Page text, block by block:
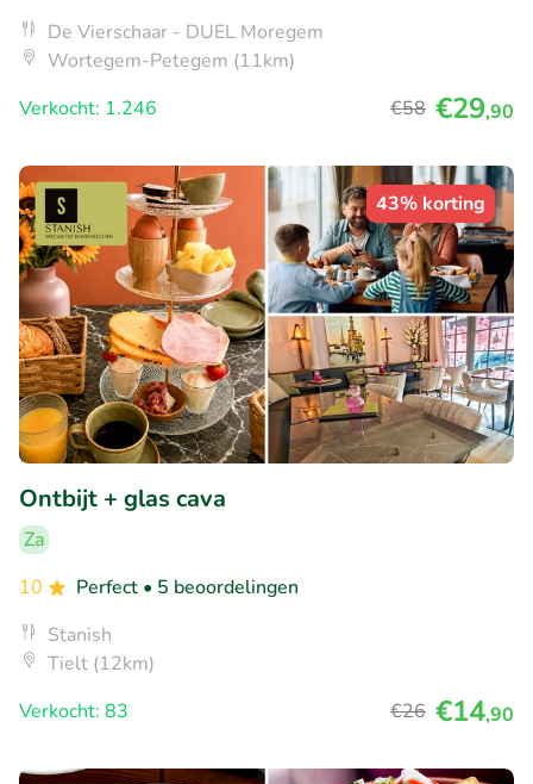
De Vierschaar - DUEL Moregem
Wortegem-Petegem (11km)
Verkocht: 1.246
€58 €29,90
43% korting
Ontbijt + glas cava
Za
10
Perfect • 5 beoordelingen
Stanish
Tielt (12km)
Verkocht: 83
€26 €14,90